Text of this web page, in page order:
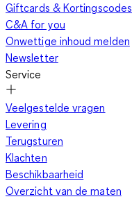
Giftcards & Kortingscodes
C&A for you
Onwettige inhoud melden
Newsletter
Service
Veelgestelde vragen
Levering
Terugsturen
Klachten
Beschikbaarheid
Overzicht van de maten